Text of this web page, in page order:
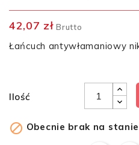
42,07 zł Brutto
Łańcuch antywłamaniowy
Ilość
 Obecnie brak na